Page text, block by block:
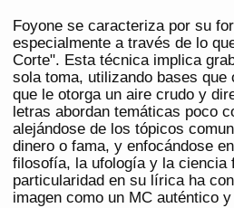
Foyone se caracteriza por su
especialmente a través de lo
Corte". Esta técnica implica
sola toma, utilizando bases que
que le otorga un aire crudo y
letras abordan temáticas poco
alejándose de los tópicos
dinero o fama, y enfocándose
filosofía, la ufología y la ciencia
particularidad en su lírica ha
imagen como un MC auténtico